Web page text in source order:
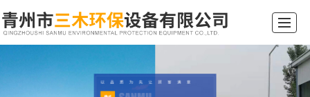
联系我们